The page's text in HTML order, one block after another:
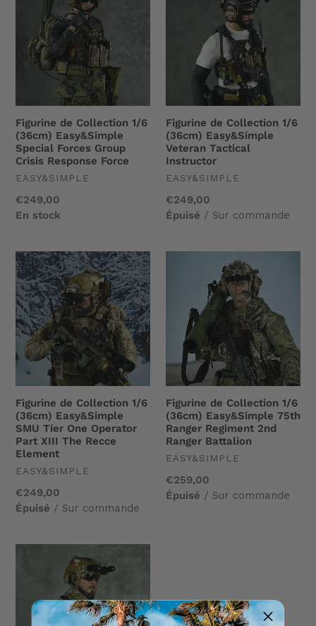
Collection
(36cm)
Easy&Simple
Special
Crisis
Response
Force
Figurine de Collection 1/6
(36cm) Easy&Simple
Special Forces Group
Crisis Response Force
UNDEFINED
EASY&SIMPLE
Prix
normal
€249,00
En stock
(36cm)
Easy&Simple
Veteran
Tactical
Figurine de Collection 1/6
(36cm) Easy&Simple
Veteran Tactical
Instructor
UNDEFINED
EASY&SIMPLE
Prix
normal
€249,00
Épuisé / Sur commande
Figurine
de
Collection
1/6
(36cm)
Easy&Simple
SMU
Tier
Operator
Part
XIII
Element
Figurine de Collection 1/6
(36cm) Easy&Simple
SMU Tier One Operator
Part XIII The Recce
Element
UNDEFINED
EASY&SIMPLE
Prix
normal
€249,00
Épuisé / Sur commande
Collection
(36cm)
Easy&Simple
75th
Ranger
2nd
Ranger
Battalion
Figurine de Collection 1/6
(36cm) Easy&Simple 75th
Ranger Regiment 2nd
Ranger Battalion
UNDEFINED
EASY&SIMPLE
Prix
normal
€259,00
Épuisé / Sur commande
Collection
(36cm)